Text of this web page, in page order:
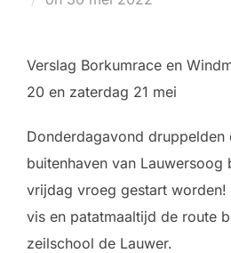
Verslag Borkumrace en
20 en zaterdag 21 mei
Donderdagavond druppelden
buitenhaven van Lauwersoog
vrijdag vroeg gestart worden!
vis en patatmaaltijd de route
zeilschool de Lauwer.